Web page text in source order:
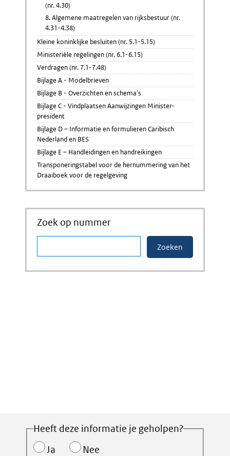
(nr. 4.30)
8. Algemene maatregelen van rijksbestuur (nr.
4.31-4.38)
Kleine koninklijke besluiten (nr. 5.1-5.15)
Ministeriële regelingen (nr. 6.1-6.15)
Verdragen (nr. 7.1-7.48)
Bijlage A - Modelbrieven
Bijlage B - Overzichten en schema's
Bijlage C - Vindplaatsen Aanwijzingen Minister-
president
Bijlage D – Informatie en formulieren Caribisch
Nederland en BES
Bijlage E – Handleidingen en handreikingen
Transponeringstabel voor de hernummering van het
Draaiboek voor de regelgeving
Zoek op nummer
Heeft deze informatie je geholpen?
Ja
Nee